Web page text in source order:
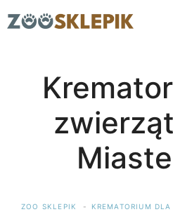
do
ZOO SKLEPIK KREMATORIUM DLA